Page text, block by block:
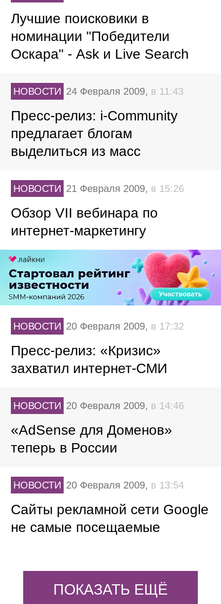
Лучшие поисковики в
номинации "Победители
Оскара" - Ask и Live Search
НОВОСТИ 24 Февраля 2009, в 11:43
Пресс-релиз: i-Community
предлагает блогам
выделиться из масс
НОВОСТИ 21 Февраля 2009, в 15:26
Обзор VII вебинара по
интернет-маркетингу
НОВОСТИ 20 Февраля 2009, в 17:32
Пресс-релиз: «Кризис»
захватил интернет-СМИ
НОВОСТИ 20 Февраля 2009, в 14:46
«AdSense для Доменов»
теперь в России
НОВОСТИ 20 Февраля 2009, в 13:54
Сайты рекламной сети Google
не самые посещаемые
ПОКАЗАТЬ ЕЩЁ